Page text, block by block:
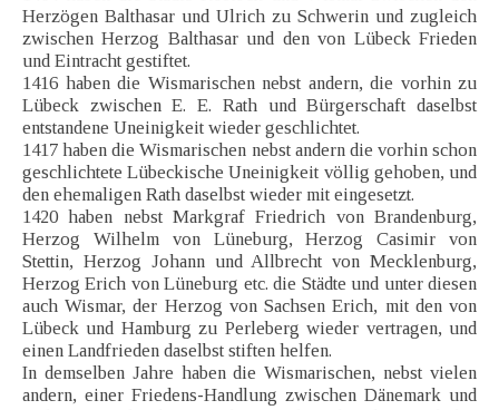
Herzögen Balthasar und Ulrich zu Schwerin und zugleich
zwischen Herzog Balthasar und den von Lübeck Frieden
und Eintracht gestiftet.
1416 haben die Wismarischen nebst andern, die vorhin zu
Lübeck zwischen E. E. Rath und Bürgerschaft daselbst
entstandene Uneinigkeit wieder geschlichtet.
1417 haben die Wismarischen nebst andern die vorhin schon
geschlichtete Lübeckische Uneinigkeit völlig gehoben, und
den ehemaligen Rath daselbst wieder mit eingesetzt.
1420 haben nebst Markgraf Friedrich von Brandenburg,
Herzog Wilhelm von Lüneburg, Herzog Casimir von
Stettin, Herzog Johann und Allbrecht von Mecklenburg,
Herzog Erich von Lüneburg etc. die Städte und unter diesen
auch Wismar, der Herzog von Sachsen Erich, mit den von
Lübeck und Hamburg zu Perleberg wieder vertragen, und
einen Landfrieden daselbst stiften helfen.
In demselben Jahre haben die Wismarischen, nebst vielen
andern, einer Friedens-Handlung zwischen Dänemark und